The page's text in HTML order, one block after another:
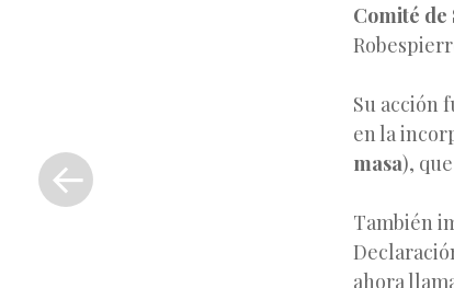
Comité de
Su acción
en la
masa),
También
ahora
Entrada
anterior